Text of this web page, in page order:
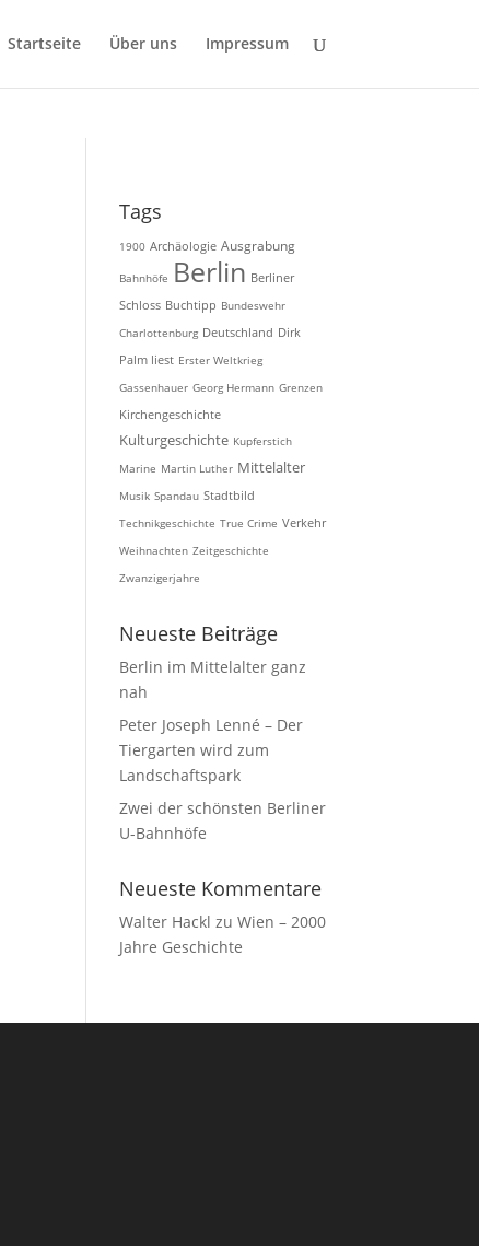
Startseite Über uns Impressum
Tags
1900 Archäologie Ausgrabung
Bahnhöfe Berlin Berliner
Schloss Buchtipp Bundeswehr
Charlottenburg Deutschland Dirk
Palm liest Erster Weltkrieg
Gassenhauer Georg Hermann Grenzen
Kirchengeschichte
Kulturgeschichte Kupferstich
Marine Martin Luther Mittelalter
Musik Spandau Stadtbild
Technikgeschichte True Crime Verkehr
Weihnachten Zeitgeschichte
Zwanzigerjahre
Neueste Beiträge
Berlin im Mittelalter ganz
nah
Peter Joseph Lenné – Der
Tiergarten wird zum
Landschaftspark
Zwei der schönsten Berliner
U-Bahnhöfe
Neueste Kommentare
Walter Hackl zuWien – 2000
Jahre Geschichte